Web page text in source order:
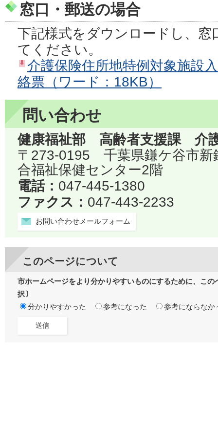
窓口・郵送の場合
下記様式をダウンロードし、
てください。
介護保険住所地特例対象施設
絡票（ワード：18KB）
問い合わせ
健康福祉部 高齢者支援課 介
〒273-0195 千葉県鎌ケ谷市
合福祉保健センター2階
電話： 047-445-1380
ファクス： 047-443-2233
お問い合わせメールフォーム
このページについて
市ホームページをより分かりやすいものにするために、こ
択〕
分かりやすかった
参考になった 参考にならなか